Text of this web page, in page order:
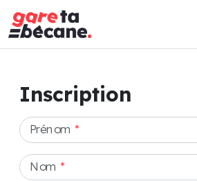
Inscription
Prénom *
Nom *